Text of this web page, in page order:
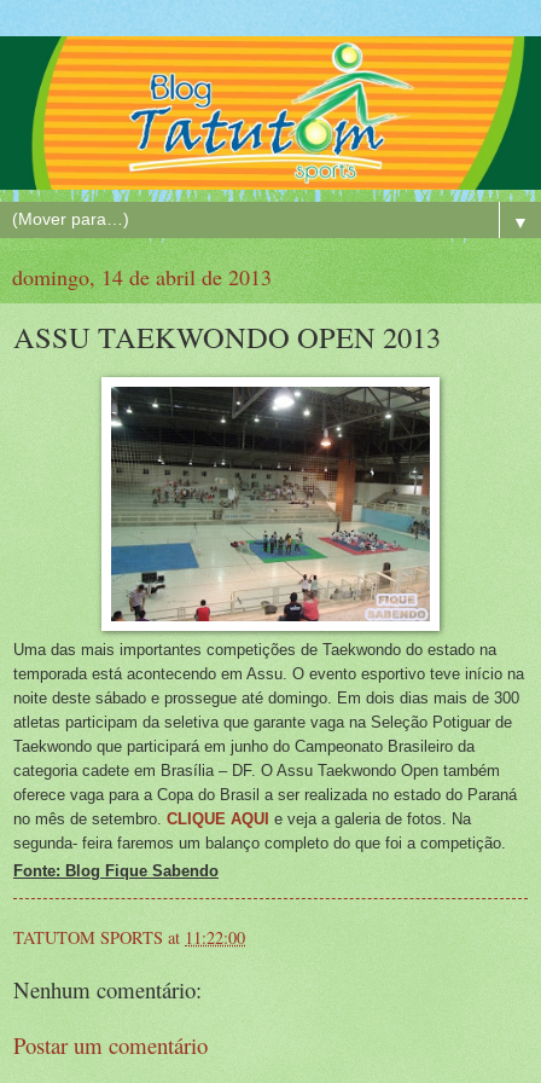
▼
domingo, 14 de abril de 2013
ASSU TAEKWONDO OPEN 2013
Uma das mais importantes competições de Taekwondo do estado na
temporada está acontecendo em Assu. O evento esportivo teve início na
noite deste sábado e prossegue até domingo. Em dois dias mais de 300
atletas participam da seletiva que garante vaga na Seleção Potiguar de
Taekwondo que participará em junho do Campeonato Brasileiro da
categoria cadete em Brasília – DF. O Assu Taekwondo Open também
oferece vaga para a Copa do Brasil a ser realizada no estado do Paraná
no mês de setembro. CLIQUE AQUI e veja a galeria de fotos. Na
segunda- feira faremos um balanço completo do que foi a competição.
Fonte: Blog Fique Sabendo
TATUTOM SPORTS at 11:22:00
Nenhum comentário:
Postar um comentário